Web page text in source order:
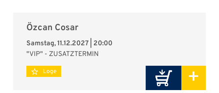
Özcan Cosar
Samstag, 11.12.2027 | 20:00
"VIP" - ZUSATZTERMIN
+
Loge